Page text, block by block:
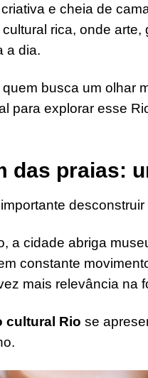
e cheia de
rica, onde
a dia.
busca um olhar
para explorar esse
das praias:
a cidade abriga
constante
mais relevância na
cultural Rio se